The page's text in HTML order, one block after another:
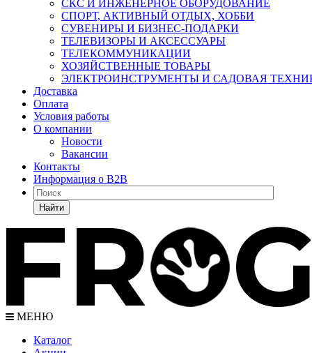
СКС И ИНЖЕНЕРНОЕ ОБОРУДОВАНИЕ
СПОРТ, АКТИВНЫЙ ОТДЫХ, ХОББИ
СУВЕНИРЫ И БИЗНЕС-ПОДАРКИ
ТЕЛЕВИЗОРЫ И АКСЕССУАРЫ
ТЕЛЕКОММУНИКАЦИИ
ХОЗЯЙСТВЕННЫЕ ТОВАРЫ
ЭЛЕКТРОИНСТРУМЕНТЫ И САДОВАЯ
Доставка
Оплата
Условия работы
О компании
Новости
Вакансии
Контакты
Информация о B2B
Найти
МЕНЮ
Каталог